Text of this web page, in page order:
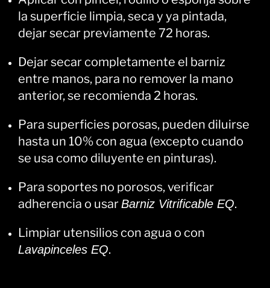
la superficie limpia, seca y ya pintada,
dejar secar previamente 72 horas.
Dejar secar completamente el barniz
entre manos, para no remover la mano
anterior, se recomienda 2 horas.
Para superficies porosas, pueden diluirse
hasta un 10% con agua (excepto cuando
se usa como diluyente en pinturas).
Para soportes no porosos, verificar
adherencia o usarBarniz Vitrificable EQ.
Limpiar utensilios con agua o con
Lavapinceles EQ.